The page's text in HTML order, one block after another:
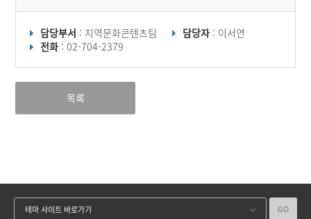
담당부서 : 지역문화콘텐츠팀 담당자 : 이서연
전화 : 02-704-2379
목록
테마 사이트 바로가기 GO